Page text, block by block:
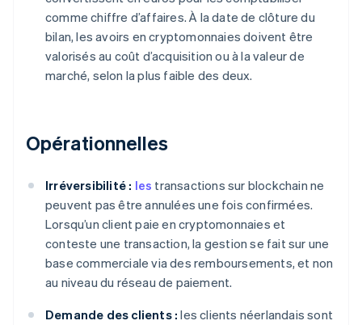
comme chiffre d’affaires. À la date de clôture du
bilan, les avoirs en cryptomonnaies doivent être
valorisés au coût d’acquisition ou à la valeur de
marché, selon la plus faible des deux.
Opérationnelles
Irréversibilité : les transactions sur blockchain ne
peuvent pas être annulées une fois confirmées.
Lorsqu’un client paie en cryptomonnaies et
conteste une transaction, la gestion se fait sur une
base commerciale via des remboursements, et non
au niveau du réseau de paiement.
Demande des clients : les clients néerlandais sont